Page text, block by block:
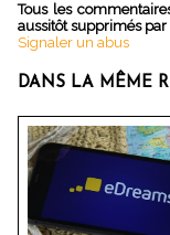
Tous les
aussitôt supprimés
Signaler un abus
DANS LA MÊME